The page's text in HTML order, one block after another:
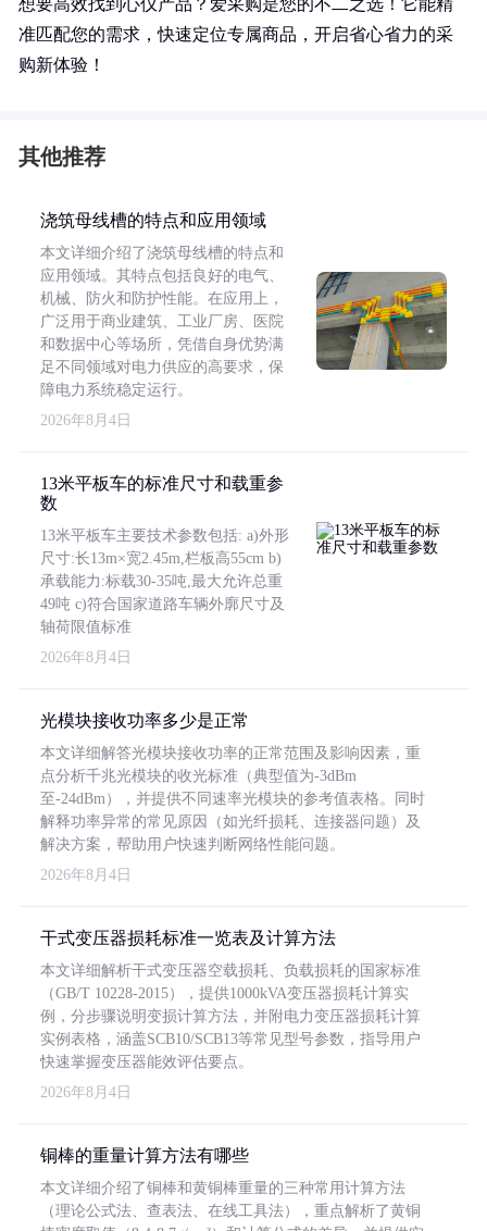
想要高效找到心仪产品？爱采购是您的不二之选！它能精
准匹配您的需求，快速定位专属商品，开启省心省力的采
购新体验！
其他推荐
浇筑母线槽的特点和应用领域
本文详细介绍了浇筑母线槽的特点和
应用领域。其特点包括良好的电气、
机械、防火和防护性能。在应用上，
广泛用于商业建筑、工业厂房、医院
和数据中心等场所，凭借自身优势满
足不同领域对电力供应的高要求，保
障电力系统稳定运行。
2026年8月4日
13米平板车的标准尺寸和载重参
数
13米平板车主要技术参数包括: a)外形
尺寸:长13m×宽2.45m,栏板高55cm b)
承载能力:标载30-35吨,最大允许总重
49吨 c)符合国家道路车辆外廓尺寸及
轴荷限值标准
2026年8月4日
光模块接收功率多少是正常
本文详细解答光模块接收功率的正常范围及影响因素，重
点分析千兆光模块的收光标准（典型值为-3dBm
至-24dBm），并提供不同速率光模块的参考值表格。同时
解释功率异常的常见原因（如光纤损耗、连接器问题）及
解决方案，帮助用户快速判断网络性能问题。
2026年8月4日
干式变压器损耗标准一览表及计算方法
本文详细解析干式变压器空载损耗、负载损耗的国家标准
（GB/T 10228-2015），提供1000kVA变压器损耗计算实
例，分步骤说明变损计算方法，并附电力变压器损耗计算
实例表格，涵盖SCB10/SCB13等常见型号参数，指导用户
快速掌握变压器能效评估要点。
2026年8月4日
铜棒的重量计算方法有哪些
本文详细介绍了铜棒和黄铜棒重量的三种常用计算方法
（理论公式法、查表法、在线工具法），重点解析了黄铜